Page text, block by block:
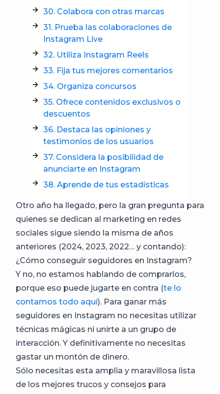
30. Colabora con otras marcas
31. Prueba las colaboraciones de
Instagram Live
32. Utiliza Instagram Reels
33. Fija tus mejores comentarios
34. Organiza concursos
35. Ofrece contenidos exclusivos o
descuentos
36. Destaca las opiniones y
testimonios de los usuarios
37. Considera la posibilidad de
anunciarte en Instagram
38. Aprende de tus estadísticas
Otro año ha llegado, pero la gran pregunta para
quienes se dedican al marketing en redes
sociales sigue siendo la misma de años
anteriores (2024, 2023, 2022… y contando):
¿Cómo conseguir seguidores en Instagram?
Y no, no estamos hablando de comprarlos,
porque eso puede jugarte en contra (te lo
contamos todo aquí). Para ganar más
seguidores en Instagram no necesitas utilizar
técnicas mágicas ni unirte a un grupo de
interacción. Y definitivamente no necesitas
gastar un montón de dinero.
Sólo necesitas esta amplia y maravillosa lista
de los mejores trucos y consejos para